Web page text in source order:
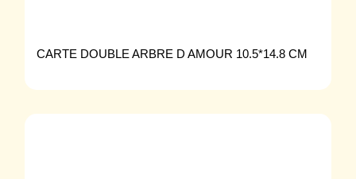
CARTE DOUBLE ARBRE D AMOUR 10.5*14.8 CM